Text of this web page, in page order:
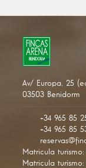
Av/ Europa, 25
03503 Benidorm
+34 965 85
+34 965 85
Matricula turismo:
Matricula turismo: